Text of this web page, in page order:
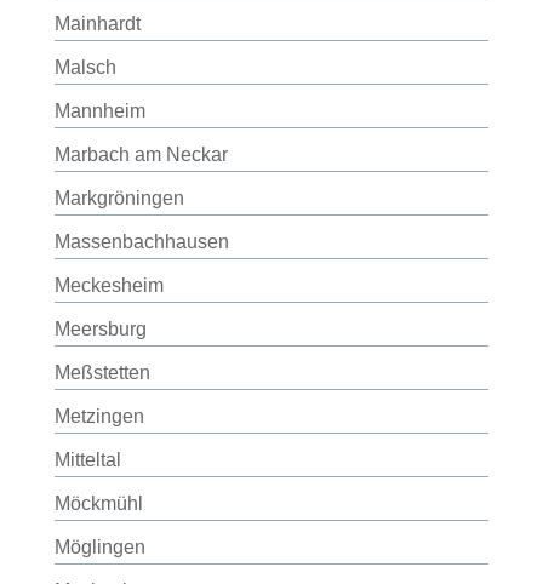
Mainhardt
Malsch
Mannheim
Marbach am Neckar
Markgröningen
Massenbachhausen
Meckesheim
Meersburg
Meßstetten
Metzingen
Mitteltal
Möckmühl
Möglingen